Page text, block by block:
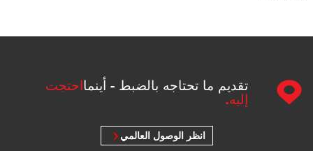
تقديم ما تحتاجه بالضبط - أينمااحتجت
إليه.
انظر الوصول العالمي